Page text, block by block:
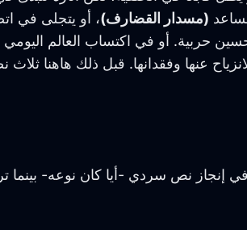
(مسدار القضارف)، أو يتجلى في
حربية. أو في اكتساب العالم اليومي
عنها وفقدانها. قبل ذلك هاهنا
إنجاز نص سردي -أيا كان نوعه- بينما